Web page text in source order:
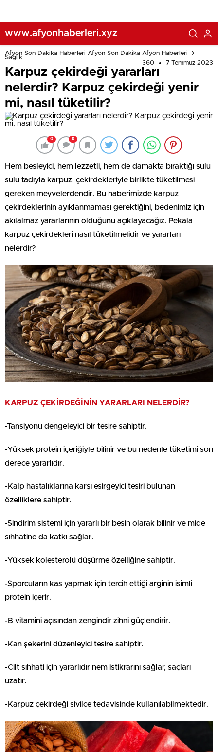
www.afyonhaberleri.xyz
Afyon Son Dakika Haberleri Afyon Son Dakika Afyon Haberleri
Sağlık
360
7 Temmuz 2023
Karpuz çekirdeği yararları
nelerdir? Karpuz çekirdeği yenir
mi, nasıl tüketilir?
0 0
Hem besleyici, hem lezzetli, hem de damakta bıraktığı sulu
sulu tadıyla karpuz, çekirdekleriyle birlikte tüketilmesi
gereken meyvelerdendir. Bu haberimizde karpuz
çekirdeklerinin ayıklanmaması gerektiğini, bedenimiz için
akılalmaz yararlarının olduğunu açıklayacağız. Pekala
karpuz çekirdekleri nasıl tüketilmelidir ve yararları
nelerdir?
KARPUZ ÇEKİRDEĞİNİN YARARLARI NELERDİR?
-Tansiyonu dengeleyici bir tesire sahiptir.
-Yüksek protein içeriğiyle bilinir ve bu nedenle tüketimi son
derece yararlıdır.
-Kalp hastalıklarına karşı esirgeyici tesiri bulunan
özelliklere sahiptir.
-Sindirim sistemi için yararlı bir besin olarak bilinir ve mide
sıhhatine da katkı sağlar.
-Yüksek kolesterolü düşürme özelliğine sahiptir.
-Sporcuların kas yapmak için tercih ettiği arginin isimli
protein içerir.
-B vitamini açısından zengindir zihni güçlendirir.
-Kan şekerini düzenleyici tesire sahiptir.
-Cilt sıhhati için yararlıdır nem istikrarını sağlar, saçları
uzatır.
-Karpuz çekirdeği sivilce tedavisinde kullanılabilmektedir.